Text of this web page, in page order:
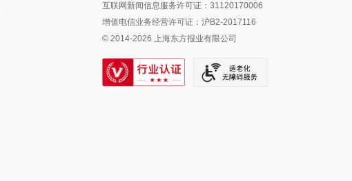
派生万物开放平台
IP SHANGHAI
SIXTH TONE
互联网新闻信息服务许可证：31120170006
增值电信业务经营许可证：沪B2-2017116
© 2014-2026 上海东方报业有限公司